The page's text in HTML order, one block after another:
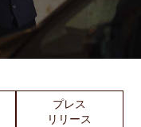
プレス
リリース